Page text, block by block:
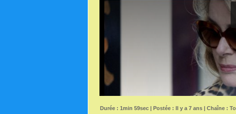
Durée : 1min 59sec | Postée : Il y a 7 ans | Chaîne :